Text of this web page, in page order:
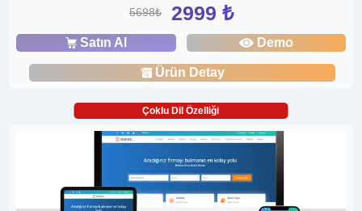
5698₺ 2999 ₺
Satın Al Demo
Ürün Detay
Çoklu Dil Özelliği